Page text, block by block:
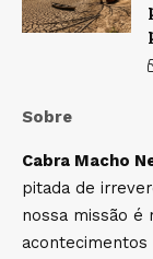
Sobre
Cabra Macho
pitada de
nossa missão é